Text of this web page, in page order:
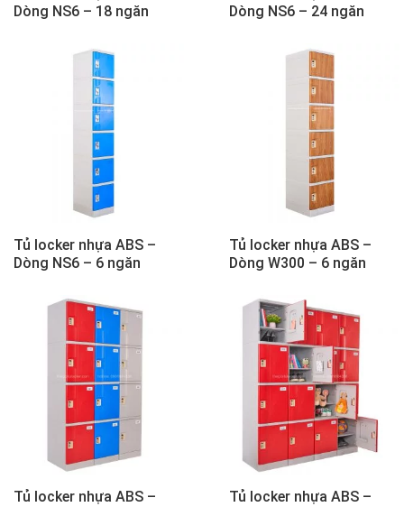
Dòng NS6 – 18 ngăn
Dòng NS6 – 24 ngăn
Tủ locker nhựa ABS –
Dòng NS6 – 6 ngăn
Tủ locker nhựa ABS –
Dòng W300 – 6 ngăn
Tủ locker nhựa ABS –
Tủ locker nhựa ABS –